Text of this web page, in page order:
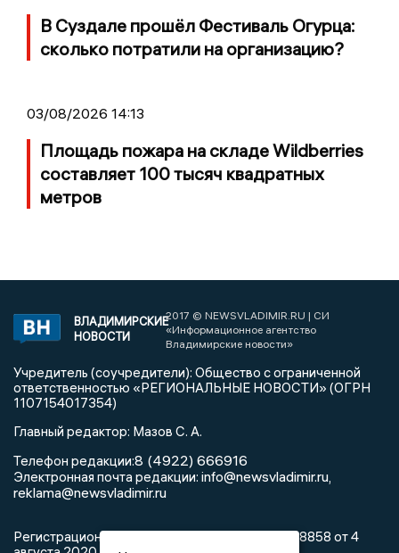
В Суздале прошёл Фестиваль Огурца:
сколько потратили на организацию?
03/08/2026 14:13
Площадь пожара на складе Wildberries
составляет 100 тысяч квадратных
метров
ВЛАДИМИРСКИЕ
НОВОСТИ
2017 © NEWSVLADIMIR.RU | СИ
«Информационное агентство
Владимирские новости»
Учредитель (соучредители): Общество с ограниченной
ответственностью «РЕГИОНАЛЬНЫЕ НОВОСТИ» (ОГРН
1107154017354)
Главный редактор: Мазов С. А.
Телефон редакции:8 (4922) 666916
Электронная почта редакции: info@newsvladimir.ru,
reklama@newsvladimir.ru
Регистрационный номер: серия Эл № ФС77-78858 от 4